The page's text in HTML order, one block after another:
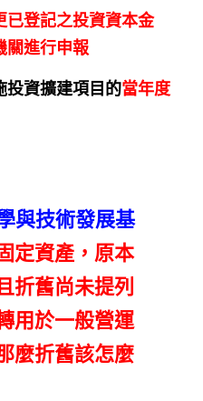
已登記之投資資本金
關進行申報
投資擴建項目的當年度
與技術發展基
定資產，原本
折舊尚未提列
用於一般營運
麼折舊該怎麼